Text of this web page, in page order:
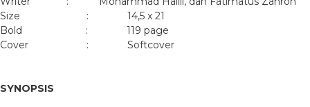
Size : 14,5 x 21
Bold : 119 page
Cover : Softcover
SYNOPSIS